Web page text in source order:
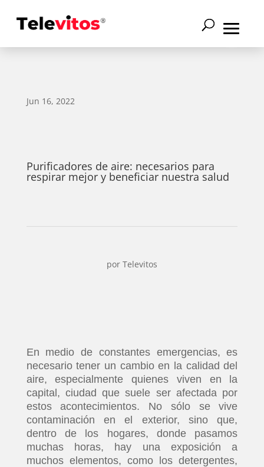
Jun 16, 2022
Purificadores de aire: necesarios para
respirar mejor y beneficiar nuestra salud
por Televitos
En medio de constantes emergencias, es
necesario tener un cambio en la calidad del
aire, especialmente quienes viven en la
capital, ciudad que suele ser afectada por
estos acontecimientos. No sólo se vive
contaminación en el exterior, sino que,
dentro de los hogares, donde pasamos
muchas horas, hay una exposición a
muchos elementos, como los detergentes,